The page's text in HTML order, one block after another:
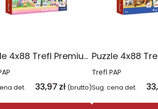
Puzzle 4x88 Trefl Premium Plus Kids Kocie harce Koci Domek Gabi 34694
det. 33,97 zł (brutto)
Trefl PAP
Sug. cena det.